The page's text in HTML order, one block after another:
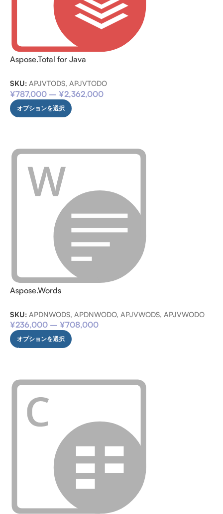
Aspose.Total for Java
SKU: APJVTODS, APJVTODO
¥787,000 – ¥2,362,000
オプションを選択
Aspose.Words
SKU: APDNWODS, APDNWODO, APJVWODS, APJVWODO
¥236,000 – ¥708,000
オプションを選択